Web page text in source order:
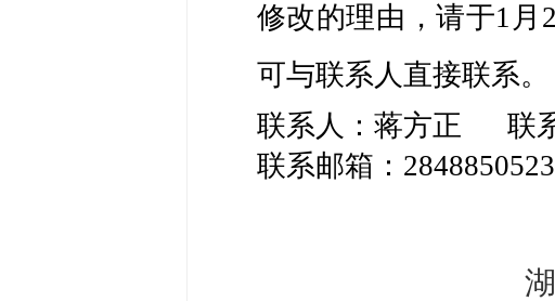
修改的理由，请于1月
可与联系人直接联系。
联系人：蒋方正 联系
联系邮箱：